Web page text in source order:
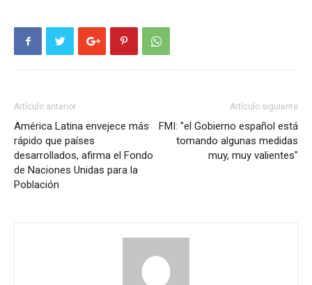
Artículo anterior
América Latina envejece más
rápido que países
desarrollados, afirma el Fondo
de Naciones Unidas para la
Población
Artículo siguiente
FMI: "el Gobierno español está
tomando algunas medidas
muy, muy valientes"